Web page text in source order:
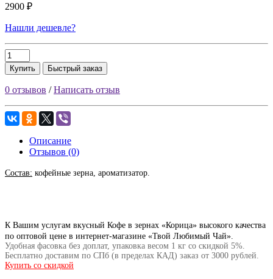
2900 ₽
Нашли дешевле?
Купить Быстрый заказ
0 отзывов /Написать отзыв
Описание
Отзывов (0)
Состав: кофейные зерна, ароматизатор.
К Вашим услугам вкусный Кофе в зернах «Корица» высокого качества
по оптовой цене в интернет-магазине «Твой Любимый Чай».
Удобная фасовка без доплат, упаковка весом 1 кг со скидкой 5%.
Бесплатно доставим по СПб (в пределах КАД) заказ от 3000 рублей.
Купить со скидкой